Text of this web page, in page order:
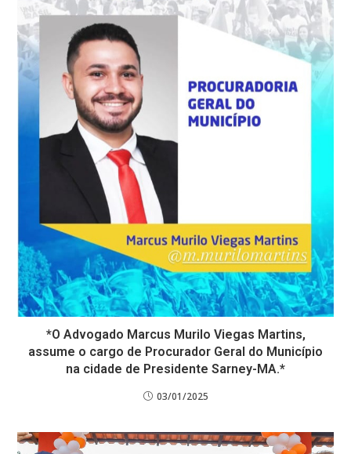
*O Advogado Marcus Murilo Viegas Martins,
assume o cargo de Procurador Geral do Município
na cidade de Presidente Sarney-MA.*
03/01/2025